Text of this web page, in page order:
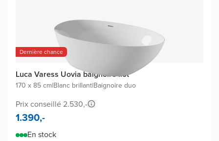
Dernière chance
Luca Varess Uovia baignoire îlot
170 x 85 cm|Blanc brillant|Baignoire duo
Prix conseillé 2.530,-
1.390,-
En stock